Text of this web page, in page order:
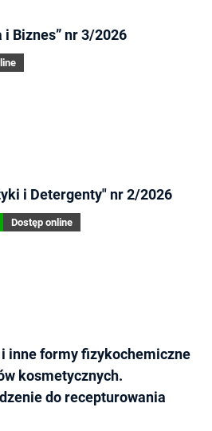
i Biznes” nr 3/2026
i Detergenty" nr 2/2026
Dostęp online
inne formy fizykochemiczne
kosmetycznych.
do recepturowania